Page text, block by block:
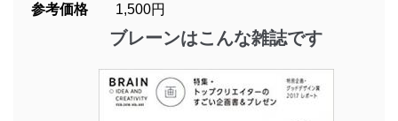
参考価格
1,500円
ブレーンはこんな雑誌です